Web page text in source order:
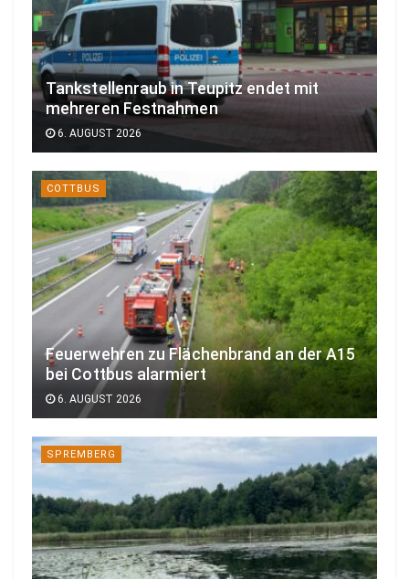
Tankstellenraub in Teupitz endet mit
mehreren Festnahmen
6. AUGUST 2026
COTTBUS
Feuerwehren zu Flächenbrand an der A15
bei Cottbus alarmiert
6. AUGUST 2026
SPREMBERG